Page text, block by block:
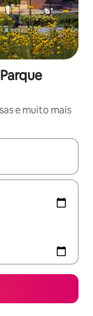
e muito mais
explore-os